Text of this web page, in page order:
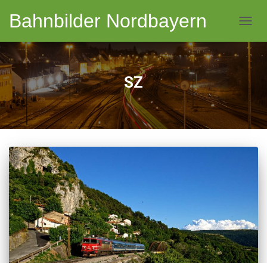
Bahnbilder Nordbayern
SZ